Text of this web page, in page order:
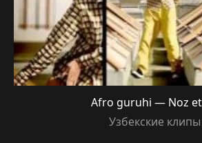
Afro guruhi — Noz
Узбекские клипы